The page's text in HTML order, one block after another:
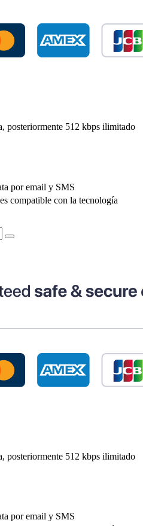
posteriormente 512 kbps ilimitado
por email y SMS
compatible con la tecnología
posteriormente 512 kbps ilimitado
por email y SMS